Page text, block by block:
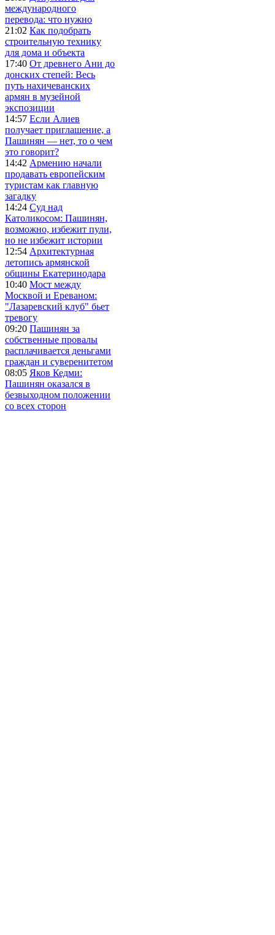
международного
перевода: что нужно
21:02 Как подобрать
строительную технику
для дома и объекта
17:40 От древнего Ани до
донских степей: Весь
путь нахичеванских
армян в музейной
экспозиции
14:57 Если Алиев
получает приглашение, а
Пашинян — нет, то о чем
это говорит?
14:42 Армению начали
продавать европейским
туристам как главную
загадку
14:24 Суд над
Католикосом: Пашинян,
возможно, избежит пули,
но не избежит истории
12:54 Архитектурная
летопись армянской
общины Екатеринодара
10:40 Мост между
Москвой и Ереваном:
"Лазаревский клуб" бьет
тревогу
09:20 Пашинян за
собственные провалы
расплачивается деньгами
граждан и суверенитетом
08:05 Яков Кедми:
Пашинян оказался в
безвыходном положении
со всех сторон